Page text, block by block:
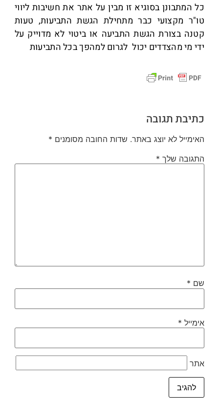
כל המתבונן בסוגיא זו מבין על אתר את חשיבות ליווי
טו"ר מקצועי כבר מתחילת הגשת התביעות, טעות
קטנה בצורת הגשת התביעה או ביטוי לא מדוייק על
ידי מי מהצדדים יכול לגרום למהפך בכל התביעות
כתיבת תגובה
האימייל לא יוצג באתר. שדות החובה מסומנים *
התגובה שלך *
שם *
אימייל *
אתר